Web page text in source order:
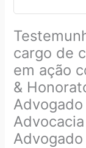
cargo de
em ação
&